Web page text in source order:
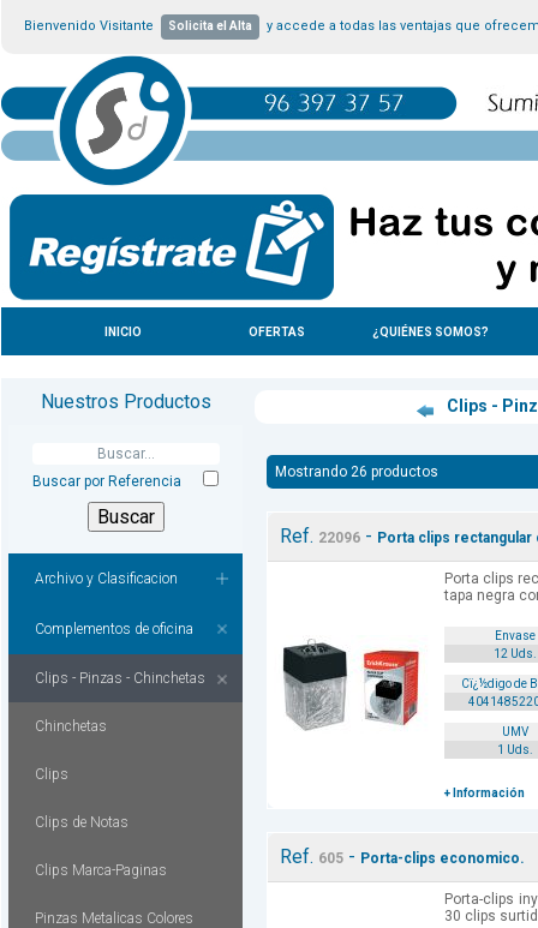
Bienvenido Visitante Solicita el Alta y accede a todas las ventajas que
INICIO OFERTAS ¿QUIÉNES SOMOS?
Nuestros Productos
Buscar por Referencia
Archivo y Clasificacion
Complementos de oficina
Clips - Pinzas - Chinchetas
Chinchetas
Clips
Clips de Notas
Clips Marca-Paginas
Pinzas Metalicas Colores
Clips -
Mostrando 26 productos
Ref. 22096 - Porta clips
Porta clips
tapa negra
Envase
12 Uds.
Cï¿½digo de
UMV
1 Uds.
+ Información
Ref. 605 - Porta-clips economico.
Porta-clips
30 clips